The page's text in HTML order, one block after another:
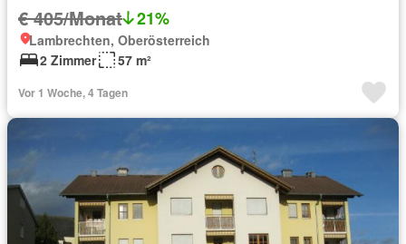
€ 405/Monat 21%
Lambrechten, Oberösterreich
2 Zimmer
57 m²
Vor 1 Woche, 4 Tagen